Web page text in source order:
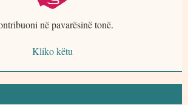
në pavarësinë tonë.
Kliko këtu